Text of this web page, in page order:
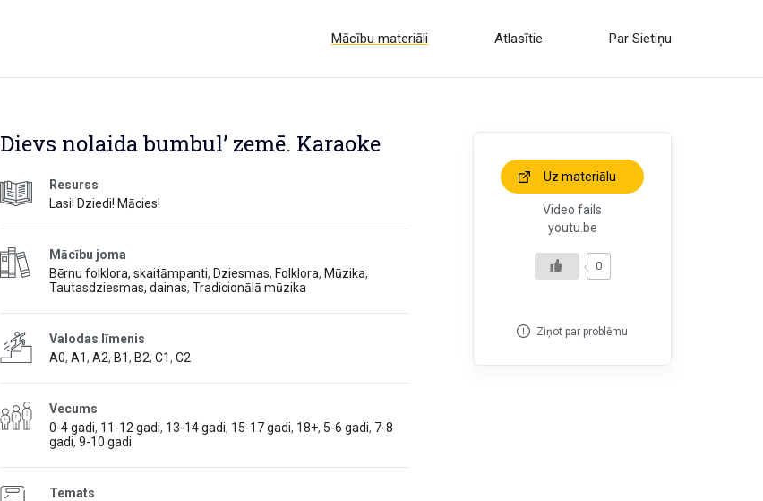
Mācību materiāli Atlasītie Par Sietiņu
Dievs nolaida bumbul’ zemē. Karaoke
Resurss
Lasi! Dziedi! Mācies!
Mācību joma
Bērnu folklora, skaitāmpanti, Dziesmas, Folklora, Mūzika,
Tautasdziesmas, dainas, Tradicionālā mūzika
Valodas līmenis
A0, A1, A2, B1, B2, C1, C2
Vecums
0-4 gadi, 11-12 gadi, 13-14 gadi, 15-17 gadi, 18+, 5-6 gadi, 7-8
gadi, 9-10 gadi
Temats
Uz materiālu
Video fails
youtu.be
0
Ziņot par problēmu